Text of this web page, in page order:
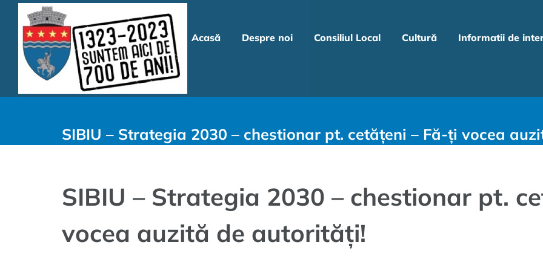
content
Acasă Despre noi Consiliul Local Cultură Informatii de
SIBIU – Strategia 2030 – chestionar pt. cetățeni – Fă-ți vocea
SIBIU – Strategia 2030 – chestionar pt.
vocea auzită de autorități!